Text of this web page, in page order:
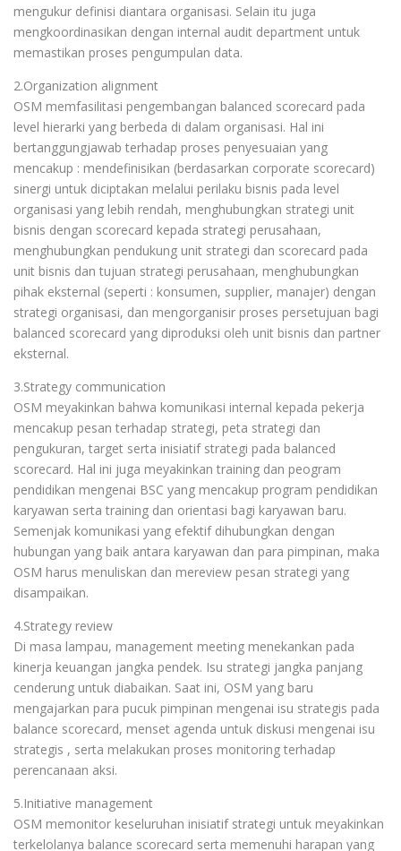
mengukur definisi diantara organisasi. Selain itu juga
mengkoordinasikan dengan internal audit department untuk
memastikan proses pengumpulan data.
2.Organization alignment
OSM memfasilitasi pengembangan balanced scorecard pada
level hierarki yang berbeda di dalam organisasi. Hal ini
bertanggungjawab terhadap proses penyesuaian yang
mencakup : mendefinisikan (berdasarkan corporate scorecard)
sinergi untuk diciptakan melalui perilaku bisnis pada level
organisasi yang lebih rendah, menghubungkan strategi unit
bisnis dengan scorecard kepada strategi perusahaan,
menghubungkan pendukung unit strategi dan scorecard pada
unit bisnis dan tujuan strategi perusahaan, menghubungkan
pihak eksternal (seperti : konsumen, supplier, manajer) dengan
strategi organisasi, dan mengorganisir proses persetujuan bagi
balanced scorecard yang diproduksi oleh unit bisnis dan partner
eksternal.
3.Strategy communication
OSM meyakinkan bahwa komunikasi internal kepada pekerja
mencakup pesan terhadap strategi, peta strategi dan
pengukuran, target serta inisiatif strategi pada balanced
scorecard. Hal ini juga meyakinkan training dan peogram
pendidikan mengenai BSC yang mencakup program pendidikan
karyawan serta training dan orientasi bagi karyawan baru.
Semenjak komunikasi yang efektif dihubungkan dengan
hubungan yang baik antara karyawan dan para pimpinan, maka
OSM harus menuliskan dan mereview pesan strategi yang
disampaikan.
4.Strategy review
Di masa lampau, management meeting menekankan pada
kinerja keuangan jangka pendek. Isu strategi jangka panjang
cenderung untuk diabaikan. Saat ini, OSM yang baru
mengajarkan para pucuk pimpinan mengenai isu strategis pada
balance scorecard, menset agenda untuk diskusi mengenai isu
strategis , serta melakukan proses monitoring terhadap
perencanaan aksi.
5.Initiative management
OSM memonitor keseluruhan inisiatif strategi untuk meyakinkan
terkelolanya balance scorecard serta memenuhi harapan yang